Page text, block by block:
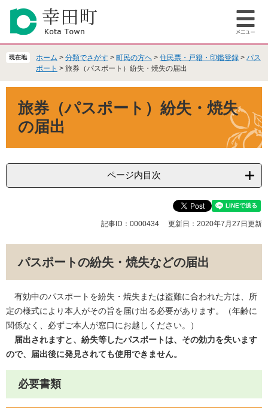
の
で
ー
ば
メ
ー
現在地 ホーム > 分類でさがす > 町民の方へ > 住民票・戸籍・印鑑登録 > パス
ポート > 旅券（パスポート）紛失・焼失の届出
旅券（パスポート）紛失・焼失
の届出
ページ内目次
記事ID：0000434 更新日：2020年7月27日更新
パスポートの紛失・焼失などの届出
有効中のパスポートを紛失・焼失または盗難に合われた方は、所
定の様式により本人がその旨を届け出る必要があります。（年齢に
関係なく、必ずご本人が窓口にお越しください。）
届出されますと、紛失等したパスポートは、その効力を失います
ので、届出後に発見されても使用できません。
必要書類